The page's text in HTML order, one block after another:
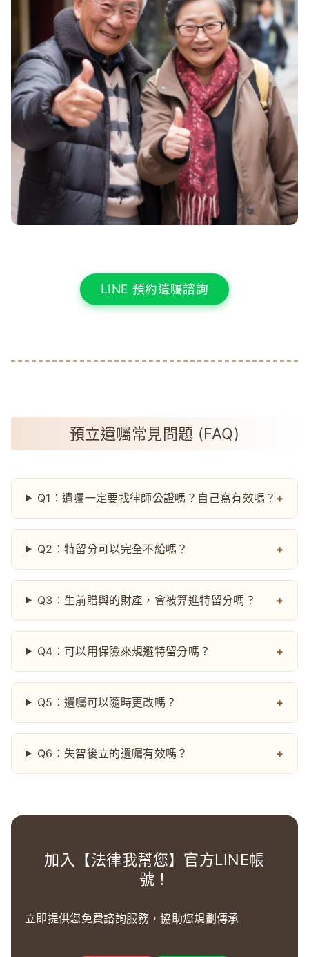
LINE 預約遺囑諮詢
預立遺囑常見問題 (FAQ)
Q1：遺囑一定要找律師公證嗎？自己寫有效嗎？
Q2：特留分可以完全不給嗎？
Q3：生前贈與的財產，會被算進特留分嗎？
Q4：可以用保險來規避特留分嗎？
Q5：遺囑可以隨時更改嗎？
Q6：失智後立的遺囑有效嗎？
加入【法律我幫您】官方LINE帳
號！
立即提供您免費諮詢服務，協助您規劃傳承